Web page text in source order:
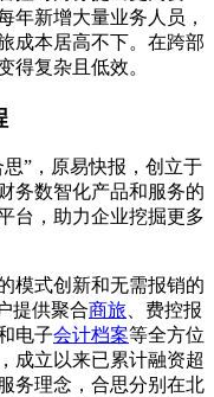
年新增大量业务人员，
成本居高不下。在跨部
得复杂且低效。
”，原易快报，创立于
务数智化产品和服务的
台，助力企业挖掘更多
模式创新和无需报销的
提供聚合商旅 、费控报
电子会计档案等全方位
成立以来已累计融资超
务理念，合思分别在北